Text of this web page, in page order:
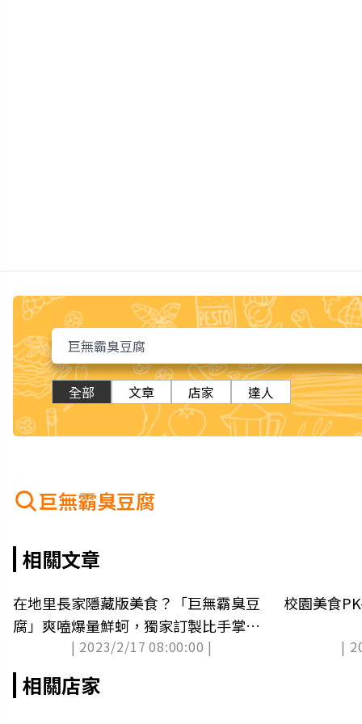
全部 文章 店家 達人
巨無霸臭豆腐
相關文章
在地里長家隱藏版美食？「巨無霸臭豆
腐」爽嗑爆量鮮蚵，獨家訂製比手掌還
| 2023/2/17 08:00:00 |
校園美食
|
相關店家